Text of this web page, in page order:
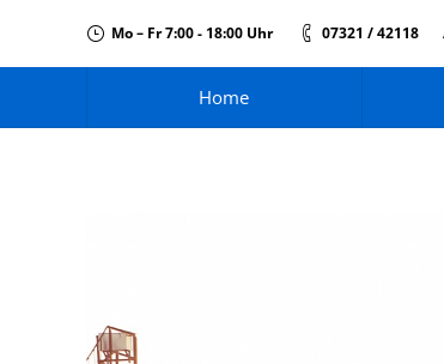
Mo – Fr 7:00 - 18:00 Uhr 07321 / 42118
Home